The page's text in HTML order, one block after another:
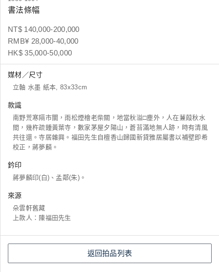
書法條幅
NT$ 140,000-200,000
RMB¥ 28,000-40,000
HK$ 35,000-50,000
媒材／尺寸
立軸 水墨 紙本, 83x33cm
款識
南野荒寒隔市闤，雨松煙檜老柴關，地當秋溢□塵外，人在蒹葭秋水
間，幾杵疏鍾黃葉寺，數家茅屋夕陽山，蒼苔滿地無人跡，時有清風
共往還。寺居雜興。福田先生自檀香山歸國新貸雅居屬書以補壁即希
校正，蔣夢麟。
鈐印
蔣夢麟印(白)、孟鄰(朱)。
來源
朵雲軒舊藏
上款人：陳福田先生
返回拍品列表